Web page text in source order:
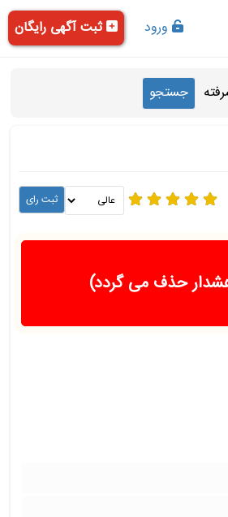
ورود ثبت آگهی رایگان
حذف می گردد)